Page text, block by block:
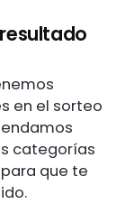
en el sorteo
categorías
que te